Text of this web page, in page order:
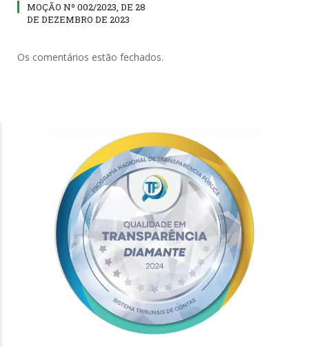
MOÇÃO Nº 002/2023, DE 28
DE DEZEMBRO DE 2023
Os comentários estão fechados.